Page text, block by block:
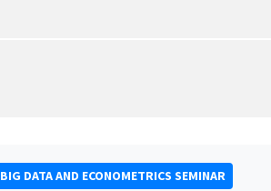
BIG DATA AND ECONOMETRICS SEMINAR